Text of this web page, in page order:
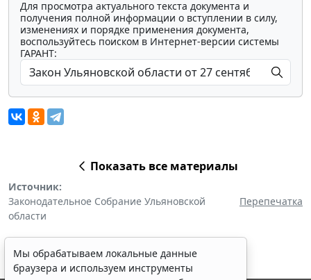
Для просмотра актуального текста документа и
получения полной информации о вступлении в силу,
изменениях и порядке применения документа,
воспользуйтесь поиском в Интернет-версии системы
ГАРАНТ:
Показать все материалы
Источник:
Законодательное Собрание Ульяновской
области
Перепечатка
Мы обрабатываем локальные данные
браузера и используем инструменты